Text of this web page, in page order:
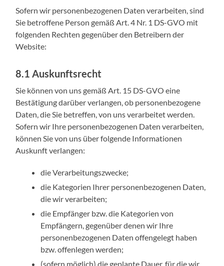
Sofern wir personenbezogenen Daten verarbeiten, sind
Sie betroffene Person gemäß Art. 4 Nr. 1 DS-GVO mit
folgenden Rechten gegenüber den Betreibern der
Website:
8.1 Auskunftsrecht
Sie können von uns gemäß Art. 15 DS-GVO eine
Bestätigung darüber verlangen, ob personenbezogene
Daten, die Sie betreffen, von uns verarbeitet werden.
Sofern wir Ihre personenbezogenen Daten verarbeiten,
können Sie von uns über folgende Informationen
Auskunft verlangen:
die Verarbeitungszwecke;
die Kategorien Ihrer personenbezogenen Daten,
die wir verarbeiten;
die Empfänger bzw. die Kategorien von
Empfängern, gegenüber denen wir Ihre
personenbezogenen Daten offengelegt haben
bzw. offenlegen werden;
(sofern möglich) die geplante Dauer, für die wir